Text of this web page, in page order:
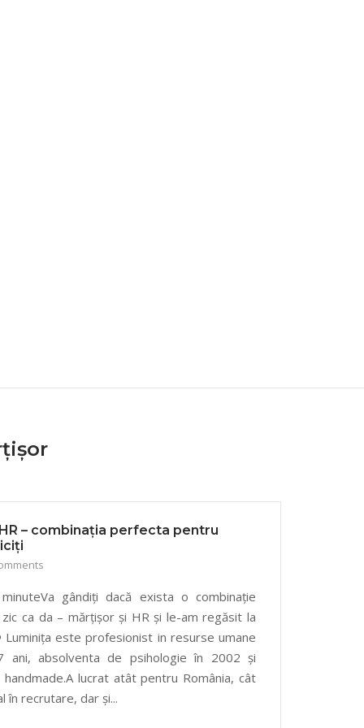
– combinația perfecta pentru
gândiți dacă exista o combinație
ca da – mărțișor și HR și le-am regăsit la
Luminița este profesionist in resurse umane
ani, absolventa de psihologie în 2002 și
lucrat atât pentru România, cât
în recrutare, dar și...